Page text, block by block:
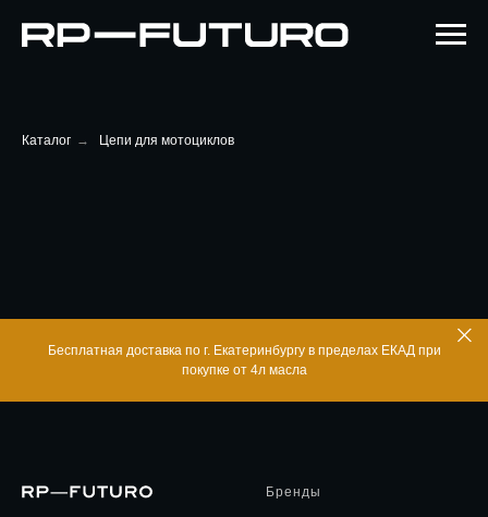
Каталог → Цепи для мотоциклов
Бесплатная доставка по г. Екатеринбургу в пределах ЕКАД при
покупке от 4л масла
Бренды